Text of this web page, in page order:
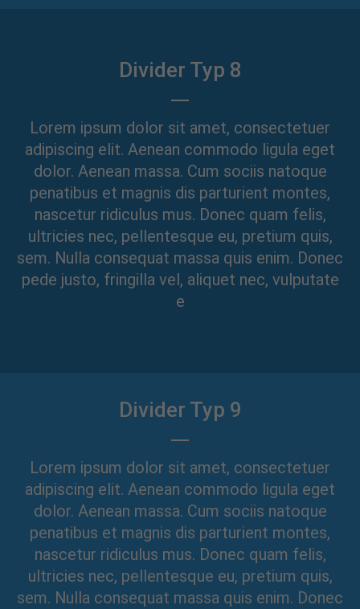
Divider Typ 8
Lorem ipsum dolor sit amet, consectetuer
adipiscing elit. Aenean commodo ligula eget
dolor. Aenean massa. Cum sociis natoque
penatibus et magnis dis parturient montes,
nascetur ridiculus mus. Donec quam felis,
ultricies nec, pellentesque eu, pretium quis,
sem. Nulla consequat massa quis enim. Donec
pede justo, fringilla vel, aliquet nec, vulputate
e
Divider Typ 9
Lorem ipsum dolor sit amet, consectetuer
adipiscing elit. Aenean commodo ligula eget
dolor. Aenean massa. Cum sociis natoque
penatibus et magnis dis parturient montes,
nascetur ridiculus mus. Donec quam felis,
ultricies nec, pellentesque eu, pretium quis,
sem. Nulla consequat massa quis enim. Donec